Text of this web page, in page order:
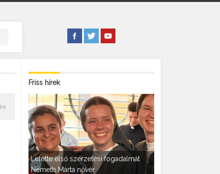
Friss hírek
Letette első szerzetesi fogadalmát
Németh Márta nővér